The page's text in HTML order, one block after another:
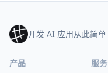
开发 AI 应用从此简单
产品 服务